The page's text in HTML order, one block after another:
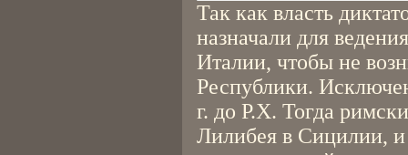
Так как власть
назначали для
Италии, чтобы не
Республики.
г. до Р.Х. Тогда
Лилибея в Сицилии,